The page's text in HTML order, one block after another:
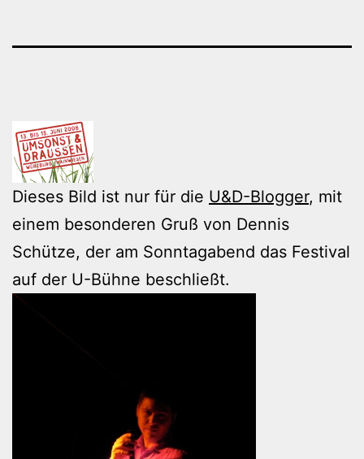
Dieses Bild ist nur für die U&D-Blogger, mit
einem besonderen Gruß von Dennis
Schütze, der am Sonntagabend das Festival
auf der U-Bühne beschließt.